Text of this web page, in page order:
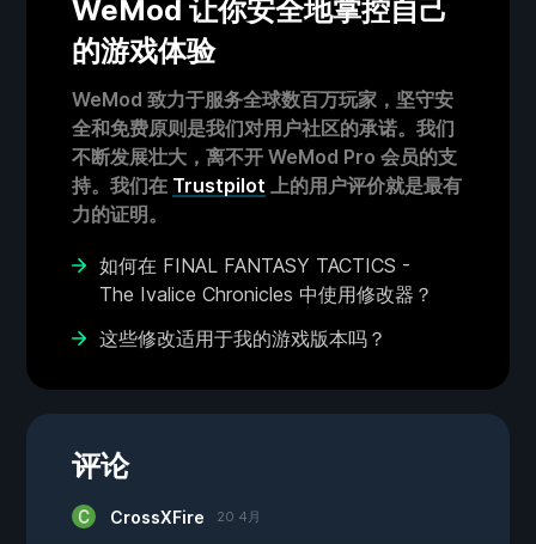
WeMod 让你安全地掌控自己
的游戏体验
WeMod 致力于服务全球数百万玩家，坚守安
全和免费原则是我们对用户社区的承诺。我们
不断发展壮大，离不开 WeMod Pro 会员的支
持。我们在 Trustpilot 上的用户评价就是最有
力的证明。
如何在 FINAL FANTASY TACTICS -
The Ivalice Chronicles 中使用修改器？
这些修改适用于我的游戏版本吗？
评论
CrossXFire 20 4月